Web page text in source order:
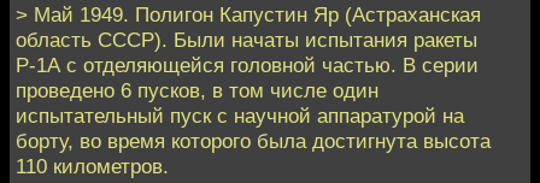
> Май 1949. Полигон Капустин Яр (Астраханская
область СССР). Были начаты испытания ракеты
Р-1А с отделяющейся головной частью. В серии
проведено 6 пусков, в том числе один
испытательный пуск с научной аппаратурой на
борту, во время которого была достигнута высота
110 километров.